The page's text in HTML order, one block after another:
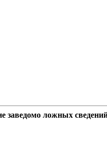
заведомо ложных